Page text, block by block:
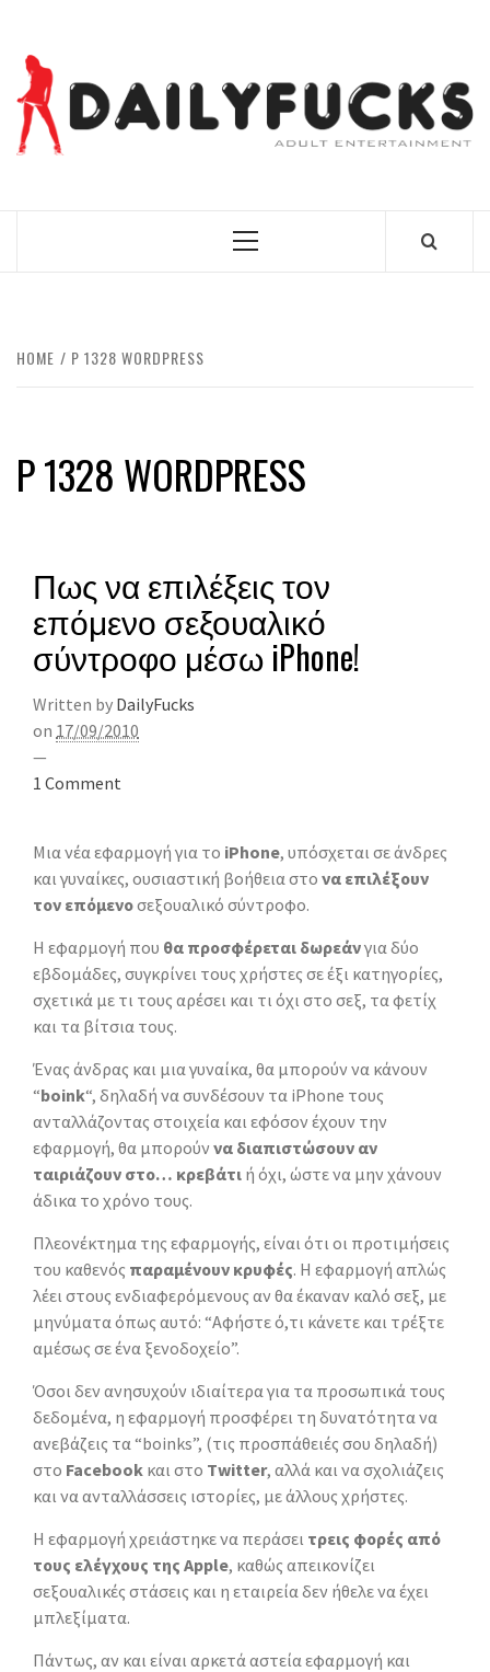
content
Primary
HOME P 1328 WORDPRESS
P 1328 WORDPRESS
Πως να επιλέξεις τον
επόμενο σεξουαλικό
σύντροφο μέσω iPhone!
Written by DailyFucks
on 17/09/2010
—
1 Comment
Μια νέα εφαρμογή για το iPhone, υπόσχεται σε άνδρες
και γυναίκες, ουσιαστική βοήθεια στο να επιλέξουν
τον επόμενοσεξουαλικό σύντροφο.
Η εφαρμογή που θα προσφέρεται δωρεάνγια δύο
εβδομάδες, συγκρίνει τους χρήστες σε έξι κατηγορίες,
σχετικά με τι τους αρέσει και τι όχι στο σεξ, τα φετίχ
και τα βίτσια τους.
Ένας άνδρας και μια γυναίκα, θα μπορούν να κάνουν
“boink“, δηλαδή να συνδέσουν τα iPhone τους
ανταλλάζοντας στοιχεία και εφόσον έχουν την
εφαρμογή, θα μπορούν να διαπιστώσουν αν
ταιριάζουν στο… κρεβάτι ή όχι, ώστε να μην χάνουν
άδικα το χρόνο τους.
Πλεονέκτημα της εφαρμογής, είναι ότι οι προτιμήσεις
του καθενός παραμένουν κρυφές. Η εφαρμογή απλώς
λέει στους ενδιαφερόμενους αν θα έκαναν καλό σεξ, με
μηνύματα όπως αυτό: “Αφήστε ό,τι κάνετε και τρέξτε
αμέσως σε ένα ξενοδοχείο”.
Όσοι δεν ανησυχούν ιδιαίτερα για τα προσωπικά τους
δεδομένα, η εφαρμογή προσφέρει τη δυνατότητα να
ανεβάζεις τα “boinks”, (τις προσπάθειές σου δηλαδή)
στο Facebook και στο Twitter, αλλά και να σχολιάζεις
και να ανταλλάσσεις ιστορίες, με άλλους χρήστες.
Η εφαρμογή χρειάστηκε να περάσει τρεις φορές από
τους ελέγχους της Apple, καθώς απεικονίζει
σεξουαλικές στάσεις και η εταιρεία δεν ήθελε να έχει
μπλεξίματα.
Πάντως, αν και είναι αρκετά αστεία εφαρμογή και